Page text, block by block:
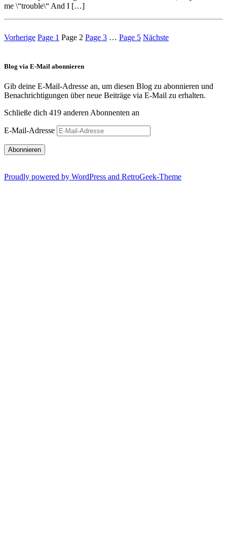
me \“trouble\“ And I […]
Vorherige Page 1 Page 2 Page 3 … Page 5 Nächste
Blog via E-Mail abonnieren
Gib deine E-Mail-Adresse an, um diesen Blog zu abonnieren und
Benachrichtigungen über neue Beiträge via E-Mail zu erhalten.
Schließe dich 419 anderen Abonnenten an
E-Mail-Adresse
Abonnieren
Proudly powered by WordPress and RetroGeek-Theme